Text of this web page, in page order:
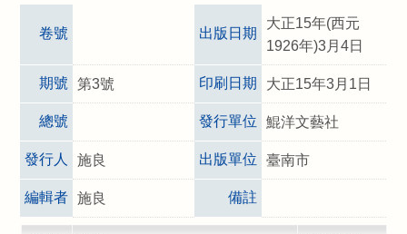
卷號 出版日期
大正15年(西元
1926年)3月4日
期號 第3號 印刷日期 大正15年3月1日
總號 發行單位 鯤洋文藝社
發行人 施良 出版單位 臺南市
編輯者 施良 備註